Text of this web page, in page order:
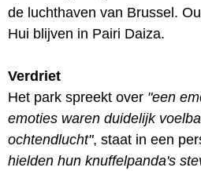
de luchthaven van Brussel.
Hui blijven in Pairi Daiza.
Verdriet
Het park spreekt over "een
emoties waren duidelijk
ochtendlucht", staat in een
hielden hun knuffelpanda's